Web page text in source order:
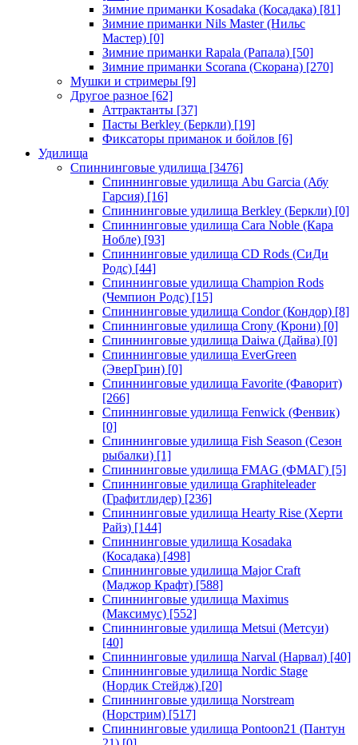
Зимние приманки Kosadaka (Косадака) [81]
Зимние приманки Nils Master (Нильс
Мастер) [0]
Зимние приманки Rapala (Рапала) [50]
Зимние приманки Scorana (Скорана) [270]
Мушки и стримеры [9]
Другое разное [62]
Аттрактанты [37]
Пасты Berkley (Беркли) [19]
Фиксаторы приманок и бойлов [6]
Удилища
Спиннинговые удилища [3476]
Спиннинговые удилища Abu Garcia (Абу
Гарсия) [16]
Спиннинговые удилища Berkley (Беркли) [0]
Спиннинговые удилища Cara Noble (Кара
Нобле) [93]
Спиннинговые удилища CD Rods (СиДи
Родс) [44]
Спиннинговые удилища Champion Rods
(Чемпион Родс) [15]
Спиннинговые удилища Condor (Кондор) [8]
Спиннинговые удилища Crony (Крони) [0]
Спиннинговые удилища Daiwa (Дайва) [0]
Спиннинговые удилища EverGreen
(ЭверГрин) [0]
Спиннинговые удилища Favorite (Фаворит)
[266]
Спиннинговые удилища Fenwick (Фенвик)
[0]
Спиннинговые удилища Fish Season (Сезон
рыбалки) [1]
Спиннинговые удилища FMAG (ФМАГ) [5]
Спиннинговые удилища Graphiteleader
(Графитлидер) [236]
Спиннинговые удилища Hearty Rise (Херти
Райз) [144]
Спиннинговые удилища Kosadaka
(Косадака) [498]
Спиннинговые удилища Major Craft
(Маджор Крафт) [588]
Спиннинговые удилища Maximus
(Максимус) [552]
Спиннинговые удилища Metsui (Метсуи)
[40]
Спиннинговые удилища Narval (Нарвал) [40]
Спиннинговые удилища Nordic Stage
(Нордик Стейдж) [20]
Спиннинговые удилища Norstream
(Норстрим) [517]
Спиннинговые удилища Pontoon21 (Пантун